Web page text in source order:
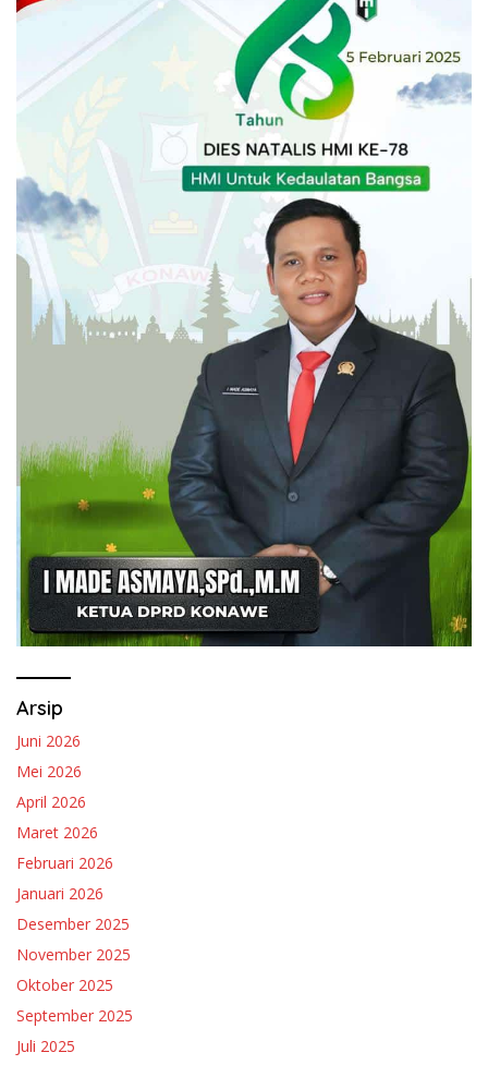
Arsip
Juni 2026
Mei 2026
April 2026
Maret 2026
Februari 2026
Januari 2026
Desember 2025
November 2025
Oktober 2025
September 2025
Juli 2025